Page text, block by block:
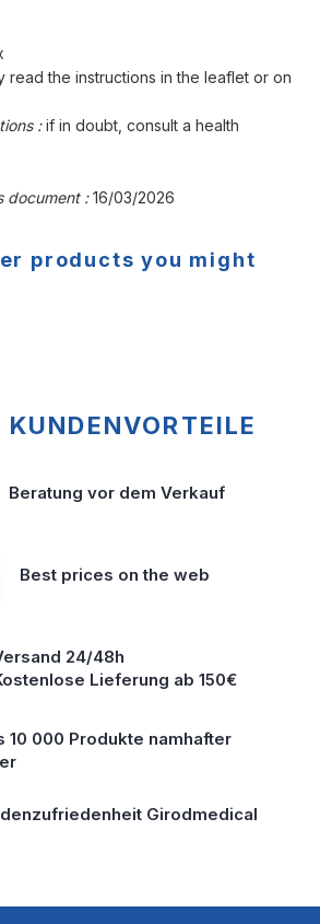
read the instructions in the leaflet or on
:if in doubt, consult a health
document :16/03/2026
products you might
KUNDENVORTEILE
Beratung vor dem Verkauf
Best prices on the web
24/48h
Lieferung ab 150€
10 000 Produkte namhafter
Girodmedical